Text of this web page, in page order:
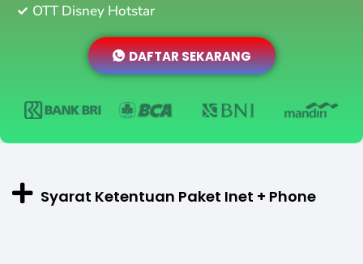
OTT Disney Hotstar
DAFTAR SEKARANG
Syarat Ketentuan Paket Inet + Phone